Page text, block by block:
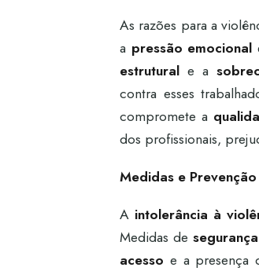
As razões para a
a pressão emocional
estrutural e a
contra esses
compromete a
dos profissionais,
Medidas e Prevenção
A intolerância à
Medidas desegurança
acesso e a presença